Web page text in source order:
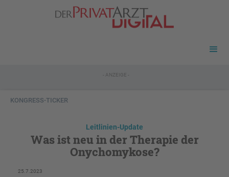
- ANZEIGE -
KONGRESS-TICKER
Leitlinien-Update
Was ist neu in der Therapie der
Onychomykose?
25.7.2023